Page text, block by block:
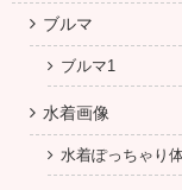
ブルマ
ブルマ1
水着画像
水着ぽっちゃり